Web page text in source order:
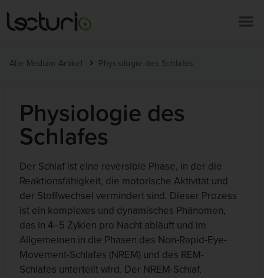
Alle Medizin Artikel Physiologie des Schlafes
Physiologie des
Schlafes
Der Schlaf ist eine reversible Phase, in der die
Reaktionsfähigkeit, die motorische Aktivität und
der Stoffwechsel vermindert sind. Dieser Prozess
ist ein komplexes und dynamisches Phänomen,
das in 4–5 Zyklen pro Nacht abläuft und im
Allgemeinen in die Phasen des Non-Rapid-Eye-
Movement-Schlafes (NREM) und des REM-
Schlafes unterteilt wird. Der NREM-Schlaf,